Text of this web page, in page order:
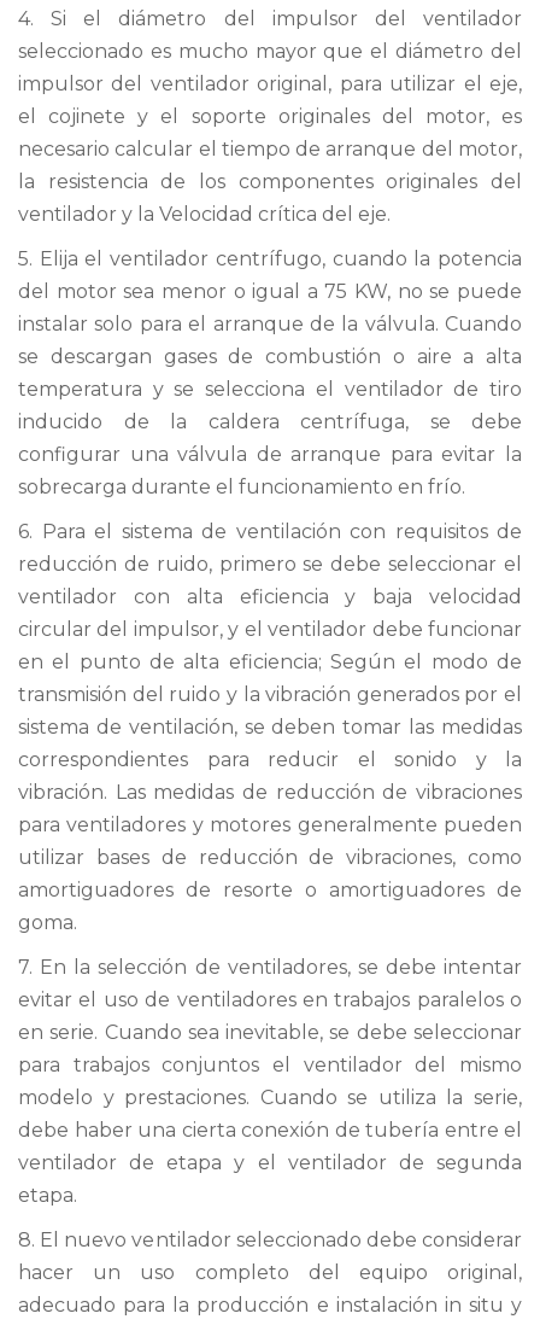
4. Si el diámetro del impulsor del ventilador
seleccionado es mucho mayor que el diámetro del
impulsor del ventilador original, para utilizar el eje,
el cojinete y el soporte originales del motor, es
necesario calcular el tiempo de arranque del motor,
la resistencia de los componentes originales del
ventilador y la Velocidad crítica del eje.
5. Elija el ventilador centrífugo, cuando la potencia
del motor sea menor o igual a 75 KW, no se puede
instalar solo para el arranque de la válvula. Cuando
se descargan gases de combustión o aire a alta
temperatura y se selecciona el ventilador de tiro
inducido de la caldera centrífuga, se debe
configurar una válvula de arranque para evitar la
sobrecarga durante el funcionamiento en frío.
6. Para el sistema de ventilación con requisitos de
reducción de ruido, primero se debe seleccionar el
ventilador con alta eficiencia y baja velocidad
circular del impulsor, y el ventilador debe funcionar
en el punto de alta eficiencia; Según el modo de
transmisión del ruido y la vibración generados por el
sistema de ventilación, se deben tomar las medidas
correspondientes para reducir el sonido y la
vibración. Las medidas de reducción de vibraciones
para ventiladores y motores generalmente pueden
utilizar bases de reducción de vibraciones, como
amortiguadores de resorte o amortiguadores de
goma.
7. En la selección de ventiladores, se debe intentar
evitar el uso de ventiladores en trabajos paralelos o
en serie. Cuando sea inevitable, se debe seleccionar
para trabajos conjuntos el ventilador del mismo
modelo y prestaciones. Cuando se utiliza la serie,
debe haber una cierta conexión de tubería entre el
ventilador de etapa y el ventilador de segunda
etapa.
8. El nuevo ventilador seleccionado debe considerar
hacer un uso completo del equipo original,
adecuado para la producción e instalación in situ y